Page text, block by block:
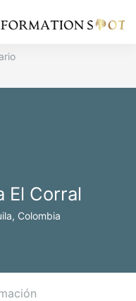
El Corral
Colombia